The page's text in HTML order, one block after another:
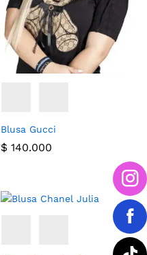
Blusa Gucci
$ 140.000